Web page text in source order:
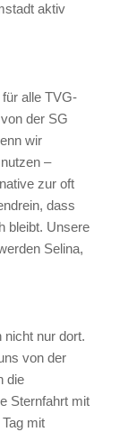
aktiv
alle TVG-
der SG
wir
–
zur oft
dass
bleibt. Unsere
Selina,
nicht nur dort.
von der
die
Sternfahrt mit
mit